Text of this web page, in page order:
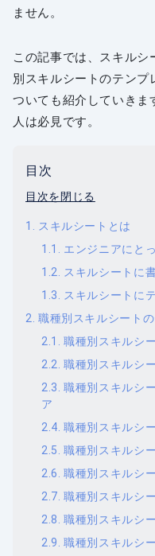
ません。
この記事では、スキル
別スキルシートのテンプ
ついても紹介していきま
人は必見です。
目次
目次を閉じる
スキルシートとは
エンジニアにと
スキルシートに
スキルシートに
職種別スキルシート
職種別スキルシ
職種別スキルシ
職種別スキルシ
ア
職種別スキルシ
職種別スキルシ
職種別スキルシ
職種別スキルシ
職種別スキルシ
職種別スキルシ